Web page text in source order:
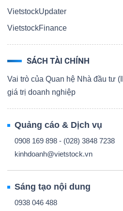
VietstockUpdater
VietstockFinance
SÁCH TÀI CHÍNH
Vai trò của Quan hệ Nhà đầu tư
giá trị doanh nghiệp
Quảng cáo & Dịch vụ
0908 169 898 - (028) 3848 7238
kinhdoanh@vietstock.vn
Sáng tạo nội dung
0938 046 488